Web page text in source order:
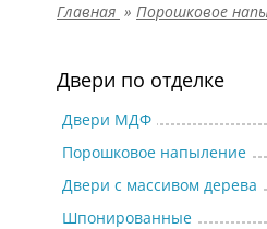
Двери по
Двери по
Двери по
Главная » Порошковое
Двери по отделке
Двери МДФ
Порошковое напыление
Двери с массивом дерева
Шпонированные